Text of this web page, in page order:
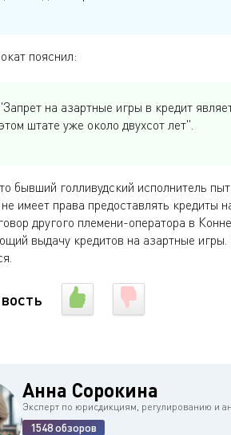
пояснил:
"Запрет на азартные игры в кредит
этом штате уже около двухсот лет".
бывший голливудский исполнитель
имеет права предоставлять кредиты
другого племени-оператора в
выдачу кредитов на азартные
Анна Сорокина
Эксперт по юрисдикциям, регулированию и
1548 обзоров